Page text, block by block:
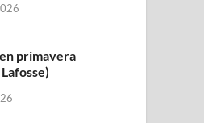
primavera